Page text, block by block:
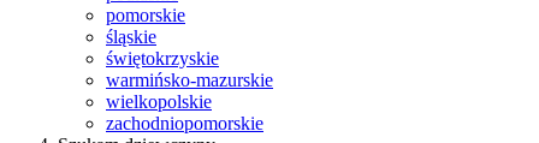
pomorskie
śląskie
świętokrzyskie
warmińsko-mazurskie
wielkopolskie
zachodniopomorskie